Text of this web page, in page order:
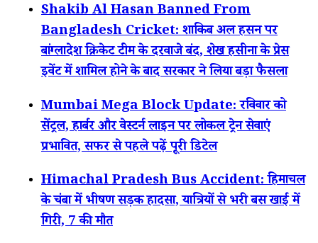
Shakib Al Hasan Banned From
Bangladesh Cricket: शाकिब अल हसन पर
बांग्लादेश क्रिकेट टीम के दरवाजे बंद, शेख हसीना के प्रेस
इवेंट में शामिल होने के बाद सरकार ने लिया बड़ा फैसला
Mumbai Mega Block Update: रविवार को
सेंट्रल, हार्बर और वेस्टर्न लाइन पर लोकल ट्रेन सेवाएं
प्रभावित, सफर से पहले पढ़ें पूरी डिटेल
Himachal Pradesh Bus Accident: हिमाचल
के चंबा में भीषण सड़क हादसा, यात्रियों से भरी बस खाई में
गिरी, 7 की मौत